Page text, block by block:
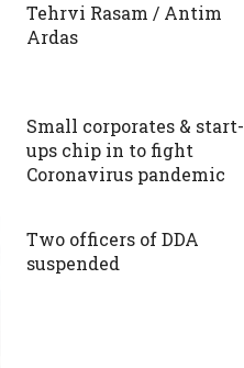
Tehrvi Rasam / Antim
Ardas
Small corporates & start-
ups chip in to fight
Coronavirus pandemic
Two officers of DDA
suspended